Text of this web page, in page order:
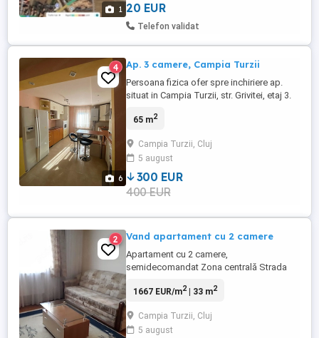
1 20 EUR
Telefon validat
6
4 Ap. 3 camere, Campia Turzii
Persoana fizica ofer spre inchiriere ap.
situat in Campia Turzii, str. Grivitei, etaj 3.
dormitoare, baie cu geam, 2 balcoane
aer conditionat, complet mobilat si utilat
65 m2
Campia Turzii, Cluj
5 august
300 EUR
400 EUR
2 Vand apartament cu 2 camere
Apartament cu 2 camere,
semidecomandat Zona centrală Strada
grădiniță, magazine Suprafață utilă: 33 mp
liniștită, cu spații verzi Apartamentul se
află într-un bloc curat și liniștit Se vinde cu
1667 EUR/m2| 33 m2
Campia Turzii, Cluj
5 august